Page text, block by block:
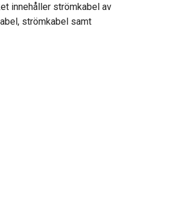
innehåller strömkabel av
strömkabel samt